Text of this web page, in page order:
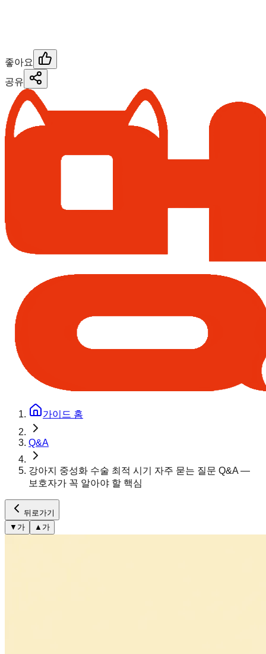
좋아요
공유
가이드 홈
Q&A
강아지 중성화 수술 최적 시기 자주 묻는 질문 Q&A —
보호자가 꼭 알아야 할 핵심
뒤로가기
▼ 가 ▲ 가